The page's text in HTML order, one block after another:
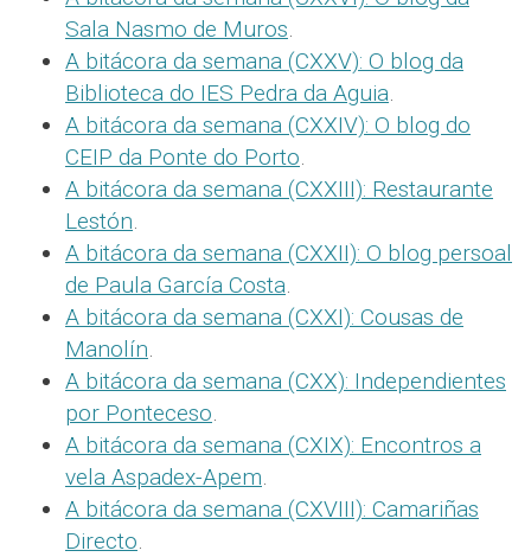
Sala Nasmo de Muros.
A bitácora da semana (CXXV): O blog da
Biblioteca do IES Pedra da Aguia.
A bitácora da semana (CXXIV): O blog do
CEIP da Ponte do Porto.
A bitácora da semana (CXXIII): Restaurante
Lestón.
A bitácora da semana (CXXII): O blog persoal
de Paula García Costa.
A bitácora da semana (CXXI): Cousas de
Manolín.
A bitácora da semana (CXX): Independientes
por Ponteceso.
A bitácora da semana (CXIX): Encontros a
vela Aspadex-Apem.
A bitácora da semana (CXVIII): Camariñas
Directo.